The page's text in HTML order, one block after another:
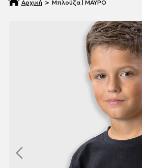
Μπλούζα | ΜΑΥΡΟ